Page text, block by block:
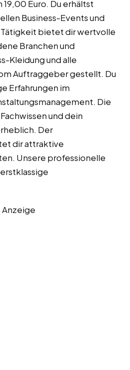
Euro. Du erhältst
Business-Events und
Tätigkeit bietet dir wertvolle
Branchen und
Kleidung und alle
Auftraggeber gestellt. Du
Erfahrungen im
Die
und dein
Der
dir attraktive
Unsere professionelle
Anzeige